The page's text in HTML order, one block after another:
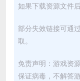
如果下载资源文件
部分失效链接可通
取。
免责声明：游戏资
保证病毒，不解答